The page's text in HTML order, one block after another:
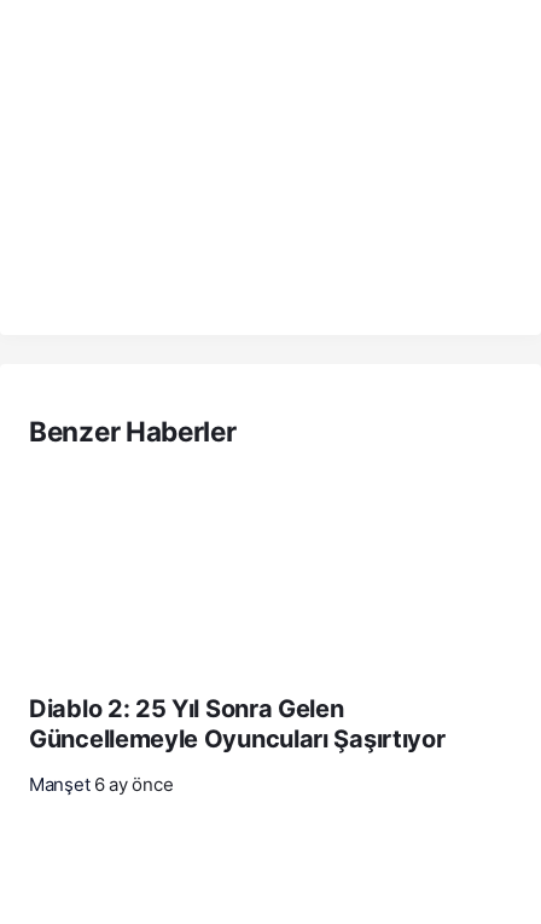
Benzer Haberler
Diablo 2: 25 Yıl Sonra Gelen
Güncellemeyle Oyuncuları Şaşırtıyor
Manşet 6 ay önce